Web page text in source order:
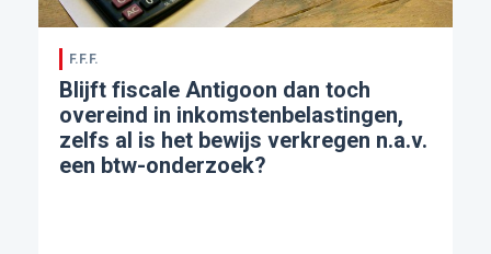
F.F.F.
Blijft fiscale Antigoon dan toch
overeind in inkomstenbelastingen,
zelfs al is het bewijs verkregen n.a.v.
een btw-onderzoek?